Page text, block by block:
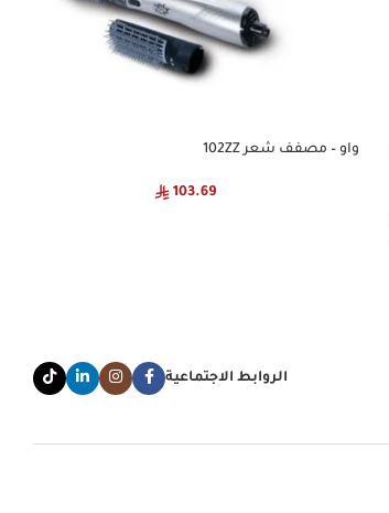
واو – مصفف شعر 102ZZ
103.69
الروابط الاجتماعية